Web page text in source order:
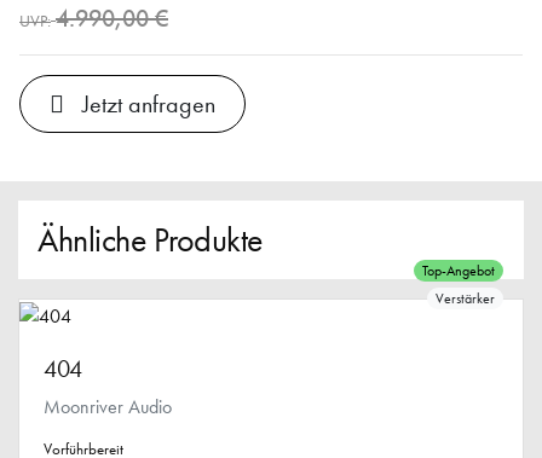
UVP: 4.990,00 €
Jetzt anfragen
Ähnliche Produkte
Top-Angebot
Verstärker
404
Moonriver Audio
Vorführbereit